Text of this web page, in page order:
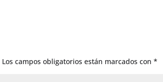
Los campos obligatorios están marcados con*